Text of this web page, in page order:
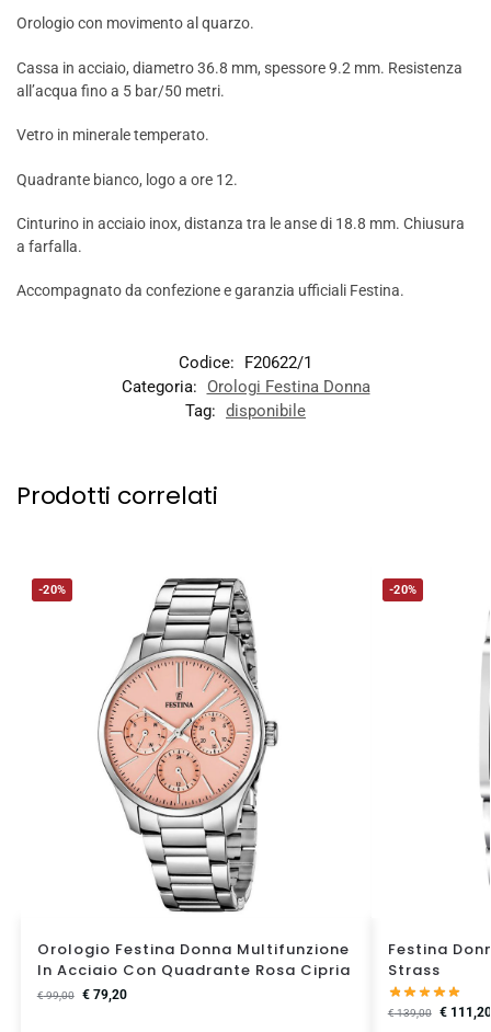
Orologio con movimento al quarzo.
Cassa in acciaio, diametro 36.8 mm, spessore 9.2 mm. Resistenza
all’acqua fino a 5 bar/50 metri.
Vetro in minerale temperato.
Quadrante bianco, logo a ore 12.
Cinturino in acciaio inox, distanza tra le anse di 18.8 mm. Chiusura
a farfalla.
Accompagnato da confezione e garanzia ufficiali Festina.
Codice:
F20622/1
Categoria:
Orologi Festina Donna
Tag: disponibile
Prodotti correlati
-20%
Orologio Festina Donna Multifunzione
In Acciaio Con Quadrante Rosa Cipria
€99,00 €79,20
-20%
Festina
Strass
€139,00 €111,20